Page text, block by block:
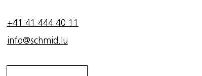
+41 41 444 40 11
info@schmid.lu